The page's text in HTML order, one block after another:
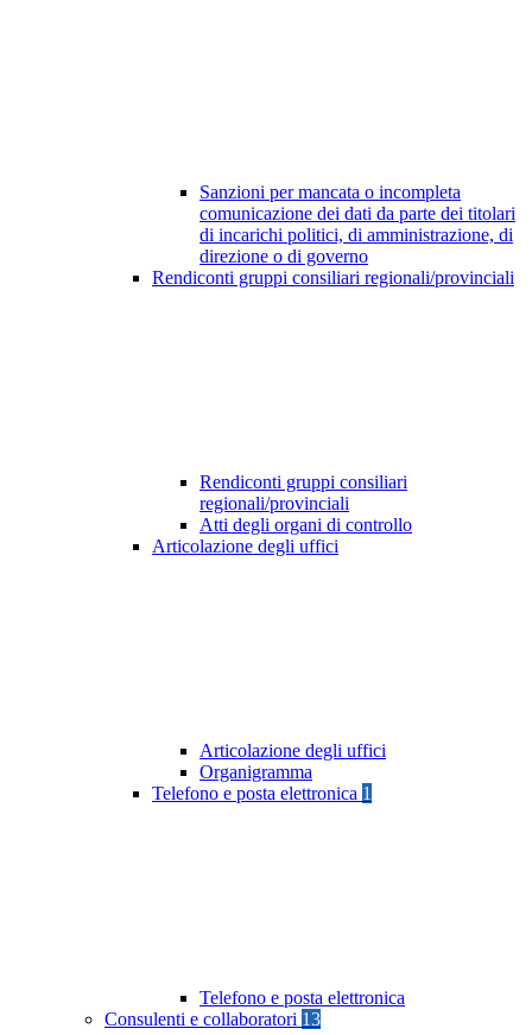
Sanzioni per mancata o incompleta
comunicazione dei dati da parte dei titolari
di incarichi politici, di amministrazione, di
direzione o di governo
Rendiconti gruppi consiliari regionali/provinciali
Rendiconti gruppi consiliari
regionali/provinciali
Atti degli organi di controllo
Articolazione degli uffici
Articolazione degli uffici
Organigramma
Telefono e posta elettronica 1
Telefono e posta elettronica
Consulenti e collaboratori 13